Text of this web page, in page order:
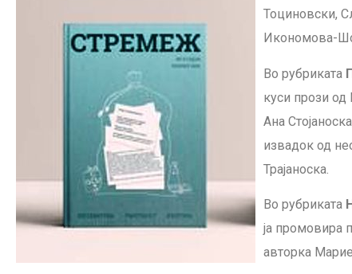
Тоциновски,
Икономова-
Во рубриката
куси прози
Ана
извадок од
Трајаноска.
Во рубриката
ја промовира
авторка